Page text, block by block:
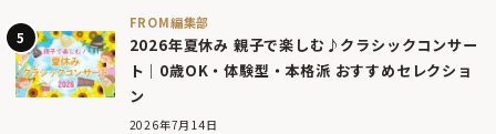
FROM編集部
2026年夏休み 親子で楽しむ♪クラシックコンサー
ト｜0歳OK・体験型・本格派 おすすめセレクショ
ン
2026年7月14日